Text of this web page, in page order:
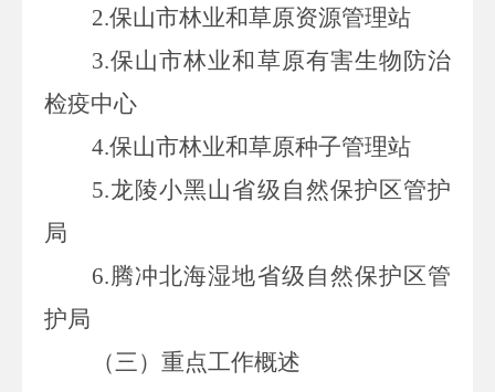
2.保山市林业和草原资源管理站
3.保山市林业和草原有害生物防治
检疫中心
4.保山市林业和草原种子管理站
5.龙陵小黑山省级自然保护区管护
局
6.腾冲北海湿地省级自然保护区管
护局
（三）重点工作概述